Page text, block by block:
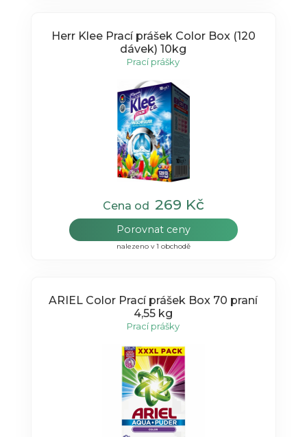
Herr Klee Prací prášek Color Box (120
dávek) 10kg
Prací prášky
Cena od 269 Kč
Porovnat ceny
nalezeno v 1 obchodě
ARIEL Color Prací prášek Box 70 praní
4,55 kg
Prací prášky